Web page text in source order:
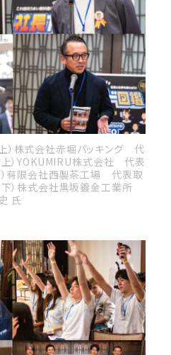
）株式会社赤堀パッキング 代
）YOKUMIRU株式会社 代表
有限会社西製茶工場 代表取
）株式会社黒坂鍍金工業所
氏